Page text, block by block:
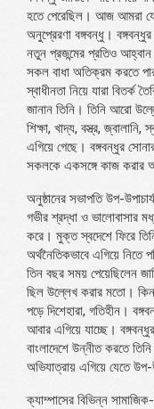
হতে পেরেছিল। আজ আমরা যে
অনুপ্রেরণা বঙ্গবন্ধু।
নতুন প্রজন্মের প্রতিও আহ্বান
সকল বাধা অতিক্রম করতে
স্বাধীনতা নিয়ে যারা বিতর্ক
জানান তিনি। তিনি আরো
শিক্ষা, খাদ্য, বস্ত্র, জ্বালানি,
এগিয়ে গেছে। বঙ্গবন্ধুর সোনার
সকলকে একসঙ্গে কাজ করার
অনুষ্ঠানের সভাপতি উপ-
গভীর শ্রদ্ধা ও ভালোবাসার
করে। মুক্ত স্বদেশে ফিরে
অর্থনৈতিকভাবে এগিয়ে নিতে
তিন বছর সময় পেয়েছিলেন
ছিল উল্লেখ করার মতো।
পড়ে দিশেহারা, গতিহীন।
আবার এগিয়ে যাচ্ছে।
বাংলাদেশে উন্নীত করতে
অভিযাত্রায় এগিয়ে যেতে
ক্যাম্পাসের বিভিন্ন